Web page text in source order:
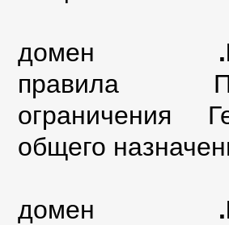
домен
правила
ограничения
общего
домен